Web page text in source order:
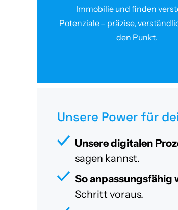
Immobilie und finden
Potenziale – präzise,
den Punkt.
Unsere Power für
Unsere digitalen
sagen kannst.
So anpassungsfähig
Schritt voraus.